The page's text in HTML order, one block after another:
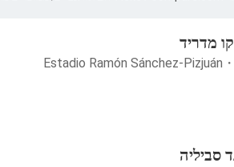
מדריד
・
Estadio Ramón Sánchez-Pizjuán
סביליה